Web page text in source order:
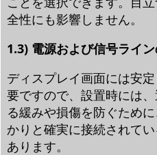
全性にも影響しません。
1.3) 電源および信号ライ
ディスプレイ画面には安
要ですので、設置時には
る緩みや損傷を防ぐため
かりと確実に接続されて
あります。